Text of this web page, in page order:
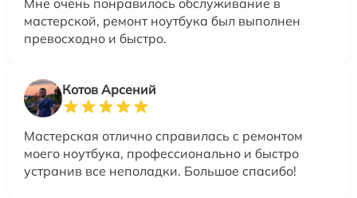
мастерской, ремонт ноутбука был выполнен
превосходно и быстро.
Котов Арсений
Мастерская отлично справилась с ремонтом
моего ноутбука, профессионально и быстро
устранив все неполадки. Большое спасибо!